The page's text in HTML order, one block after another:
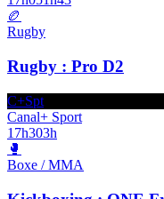
🏉
Rugby
Rugby : Pro D2
C+Spt
Canal+ Sport
17h303h
🥊
Boxe / MMA